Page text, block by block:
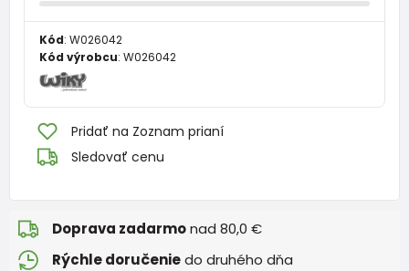
Kód: W026042
Kód výrobcu: W026042
Pridať na Zoznam prianí
Sledovať cenu
Doprava zadarmonad 80,0 €
Rýchle doručeniedo druhého dňa